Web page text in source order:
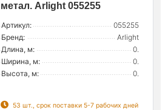
метал. Arlight 055255
Артикул:
055255
Бренд:
Arlight
Длина, м:
0.
Ширина, м:
0.
Высота, м:
0.
53 шт., срок поставки 5-7 рабочих дней